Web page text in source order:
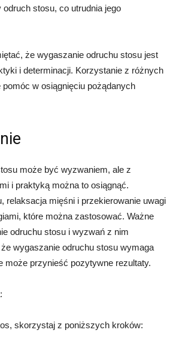
odruch stosu, co utrudnia jego
że wygaszanie odruchu stosu jest
i determinacji. Korzystanie z różnych
w osiągnięciu pożądanych
może być wyzwaniem, ale z
i praktyką można to osiągnąć.
relaksacja mięśni i przekierowanie uwagi
które można zastosować. Ważne
odruchu stosu i wyzwań z nim
wygaszanie odruchu stosu wymaga
może przynieść pozytywne rezultaty.
skorzystaj z poniższych kroków: